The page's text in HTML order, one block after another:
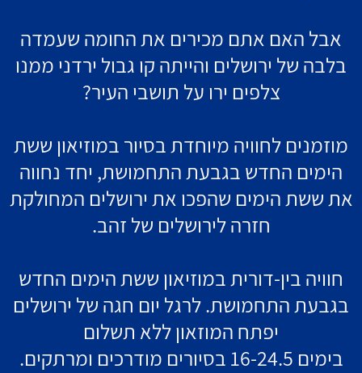
אבל האם אתם מכירים את החומה שעמדה
בלבה של ירושלים והייתה קו גבול ירדני ממנו
צלפים ירו על תושבי העיר?
מוזמנים לחוויה מיוחדת בסיור במוזיאון ששת
הימים החדש בגבעת התחמושת, יחד נחווה
את ששת הימים שהפכו את ירושלים המחולקת
חזרה לירושלים של זהב.
חוויה בין-דורית במוזיאון ששת הימים החדש
בגבעת התחמושת. לרגל יום חגה של ירושלים
יפתח המוזאון ללא תשלום
בימים 16-24.5 בסיורים מודרכים ומרתקים.